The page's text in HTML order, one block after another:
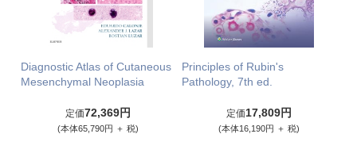
Diagnostic Atlas of Cutaneous
Mesenchymal Neoplasia
定価72,369円
(本体65,790円 ＋ 税)
Principles of Rubin's
Pathology, 7th ed.
定価17,809円
(本体16,190円 ＋ 税)